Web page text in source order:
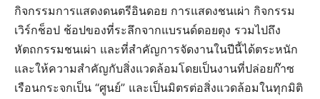
กิจกรรมการแสดงดนตรีอินดอย การแสดงชนเผ่า กิจกรรม
เวิร์กช็อป ช้อปของที่ระลึกจากแบรนด์ดอยตุง รวมไปถึง
หัตถกรรมชนเผ่า และที่สำคัญการจัดงานในปีนี้ได้ตระหนัก
และให้ความสำคัญกับสิ่งแวดล้อมโดยเป็นงานที่ปล่อยก๊าซ
เรือนกระจกเป็น “ศูนย์” และเป็นมิตรต่อสิ่งแวดล้อมในทุกมิติ